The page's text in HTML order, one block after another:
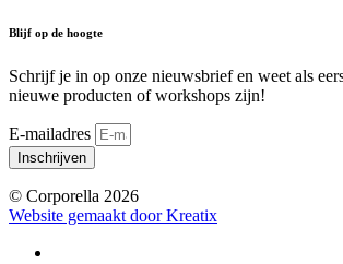
Blijf op de hoogte
Schrijf je in op onze nieuwsbrief en weet als
nieuwe producten of workshops zijn!
E-mailadres
Inschrijven
© Corporella 2026
Website gemaakt door Kreatix